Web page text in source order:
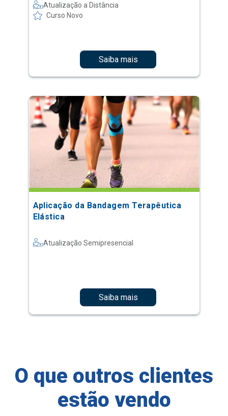
Atualização a Distância
Curso Novo
Saiba mais
Aplicação da Bandagem Terapêutica
Elástica
Atualização Semipresencial
Saiba mais
O que outros clientes
estão vendo